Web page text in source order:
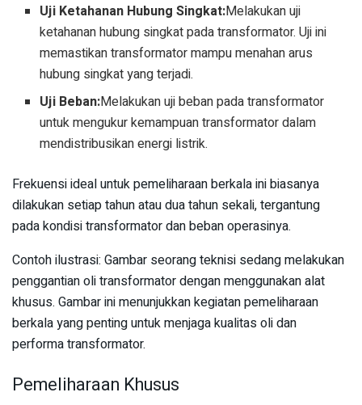
Uji Ketahanan Hubung Singkat:Melakukan uji
ketahanan hubung singkat pada transformator. Uji ini
memastikan transformator mampu menahan arus
hubung singkat yang terjadi.
Uji Beban:Melakukan uji beban pada transformator
untuk mengukur kemampuan transformator dalam
mendistribusikan energi listrik.
Frekuensi ideal untuk pemeliharaan berkala ini biasanya
dilakukan setiap tahun atau dua tahun sekali, tergantung
pada kondisi transformator dan beban operasinya.
Contoh ilustrasi: Gambar seorang teknisi sedang melakukan
penggantian oli transformator dengan menggunakan alat
khusus. Gambar ini menunjukkan kegiatan pemeliharaan
berkala yang penting untuk menjaga kualitas oli dan
performa transformator.
Pemeliharaan Khusus